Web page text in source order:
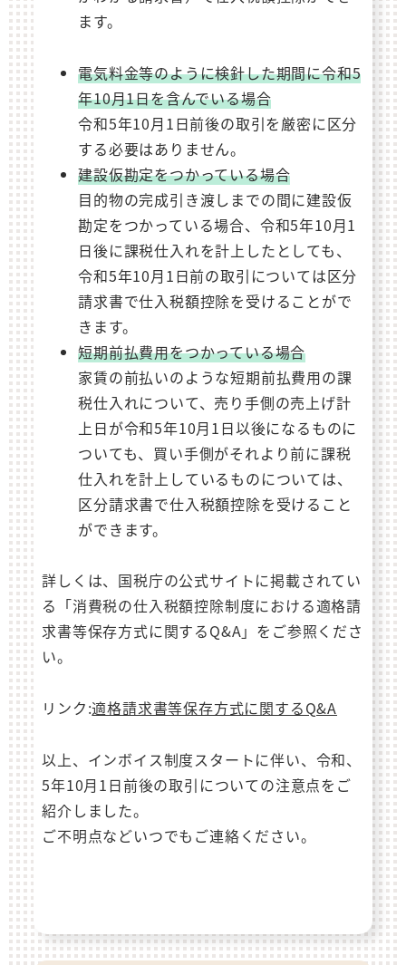
ます。
電気料金等のように検針した期間に令和5
年10月1日を含んでいる場合
令和5年10月1日前後の取引を厳密に区分
する必要はありません。
建設仮勘定をつかっている場合
目的物の完成引き渡しまでの間に建設仮
勘定をつかっている場合、令和5年10月1
日後に課税仕入れを計上したとしても、
令和5年10月1日前の取引については区分
請求書で仕入税額控除を受けることがで
きます。
短期前払費用をつかっている場合
家賃の前払いのような短期前払費用の課
税仕入れについて、売り手側の売上げ計
上日が令和5年10月1日以後になるものに
ついても、買い手側がそれより前に課税
仕入れを計上しているものについては、
区分請求書で仕入税額控除を受けること
ができます。
詳しくは、国税庁の公式サイトに掲載されてい
る「消費税の仕入税額控除制度における適格請
求書等保存方式に関するQ&A」をご参照くださ
い。
リンク:適格請求書等保存方式に関するQ&A
以上、インボイス制度スタートに伴い、令和、
5年10月1日前後の取引についての注意点をご
紹介しました。
ご不明点などいつでもご連絡ください。